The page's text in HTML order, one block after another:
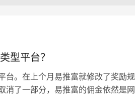
型平台？
台。在上个月易推富就修改了奖励规
消了一部分，易推富的佣金依然是